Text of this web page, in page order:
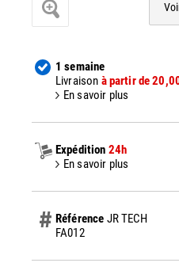
1 semaine
Livraison à partir de
En savoir plus
Expédition 24h
En savoir plus
Référence JR TECH
FA012